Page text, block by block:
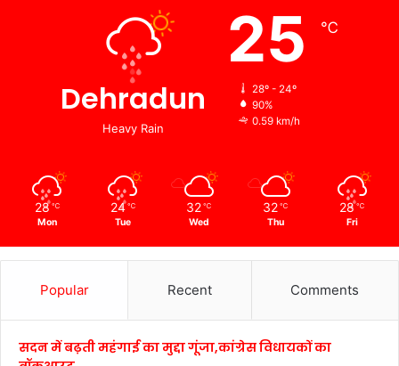
Dehradun
Heavy Rain
25 ℃
28º - 24º
90%
0.59 km/h
28 ℃
Mon
24 ℃
Tue
32 ℃
Wed
32 ℃
Thu
28 ℃
Fri
Popular Recent Comments
सदन में बढ़ती महंगाई का मुद्दा गूंजा,कांग्रेस विधायकों का